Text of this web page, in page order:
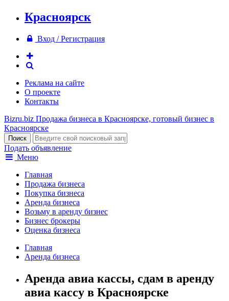
Красноярск
Вход / Регистрация
Реклама на сайте
О проекте
Контакты
Bizru.biz Продажа бизнеса в Красноярске, готовый бизнес в
Красноярске
Подать объявление
Меню
Главная
Продажа бизнеса
Покупка бизнеса
Аренда бизнеса
Возьму в аренду бизнес
Бизнес брокеры
Оценка бизнеса
Главная
Аренда бизнеса
Аренда авиа кассы, сдам в аренду
авиа кассу в Красноярске